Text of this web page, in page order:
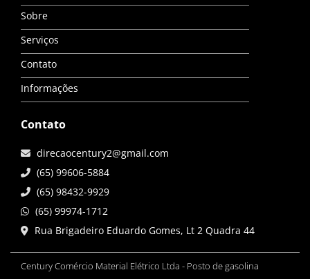
Sobre
Serviços
Contato
Informações
Contato
direcaocentury2@gmail.com
(65) 99606-5884
(65) 98432-9929
(65) 99974-1712
Rua Brigadeiro Eduardo Gomes, Lt 2 Quadra 44
Century Comércio Material Elétrico Ltda - Posto de gasolina